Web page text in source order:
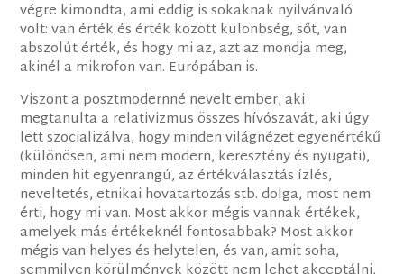
végre kimondta, ami eddig is sokaknak nyilvánvaló
volt: van érték és érték között különbség, sőt, van
abszolút érték, és hogy mi az, azt az mondja meg,
akinél a mikrofon van. Európában is.
Viszont a posztmodernné nevelt ember, aki
megtanulta a relativizmus összes hívószavát, aki úgy
lett szocializálva, hogy minden világnézet egyenértékű
(különösen, ami nem modern, keresztény és nyugati),
minden hit egyenrangú, az értékválasztás ízlés,
neveltetés, etnikai hovatartozás stb. dolga, most nem
érti, hogy mi van. Most akkor mégis vannak értékek,
amelyek más értékeknél fontosabbak? Most akkor
mégis van helyes és helytelen, és van, amit soha,